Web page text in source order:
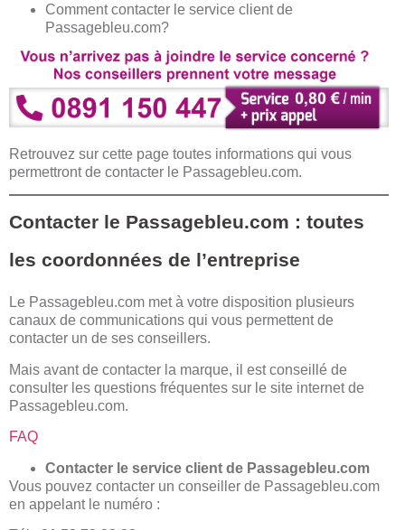
Comment contacter le service client de
Passagebleu.com?
Retrouvez sur cette page toutes informations qui vous
permettront de contacter le Passagebleu.com.
Contacter le Passagebleu.com : toutes
les coordonnées de l’entreprise
Le Passagebleu.com met à votre disposition plusieurs
canaux de communications qui vous permettent de
contacter un de ses conseillers.
Mais avant de contacter la marque, il est conseillé de
consulter les questions fréquentes sur le site internet de
Passagebleu.com.
FAQ
Contacter le service client de Passagebleu.com
Vous pouvez contacter un conseiller de Passagebleu.com
en appelant le numéro :